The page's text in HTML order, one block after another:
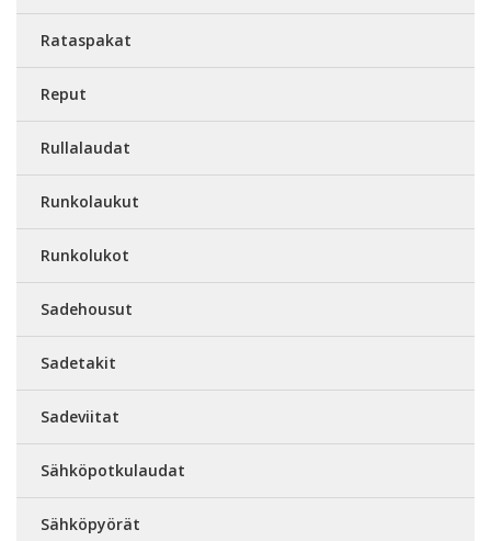
Rataspakat
Reput
Rullalaudat
Runkolaukut
Runkolukot
Sadehousut
Sadetakit
Sadeviitat
Sähköpotkulaudat
Sähköpyörät